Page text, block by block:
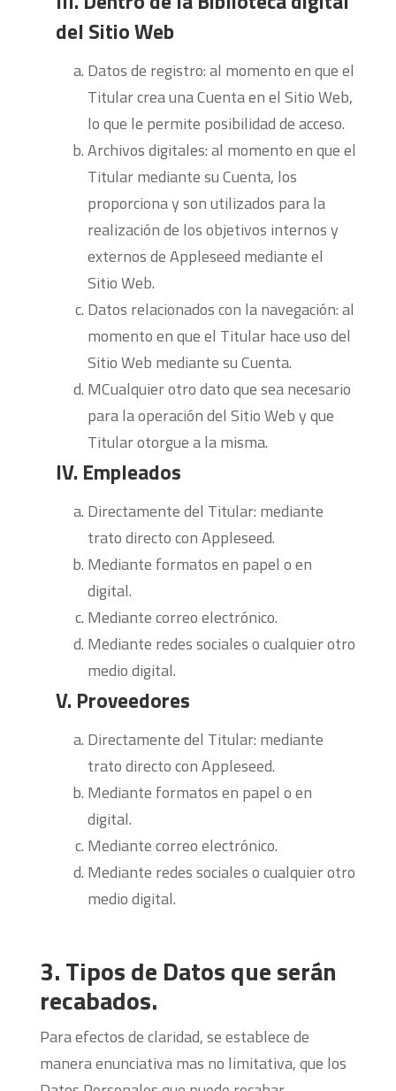
del Sitio Web
Datos de registro: al momento en que el
Titular crea una Cuenta en el Sitio Web,
lo que le permite posibilidad de acceso.
Archivos digitales: al momento en que el
Titular mediante su Cuenta, los
proporciona y son utilizados para la
realización de los objetivos internos y
externos de Appleseed mediante el
Sitio Web.
Datos relacionados con la navegación: al
momento en que el Titular hace uso del
Sitio Web mediante su Cuenta.
MCualquier otro dato que sea necesario
para la operación del Sitio Web y que
Titular otorgue a la misma.
IV. Empleados
Directamente del Titular: mediante
trato directo con Appleseed.
Mediante formatos en papel o en
digital.
Mediante correo electrónico.
Mediante redes sociales o cualquier otro
medio digital.
V. Proveedores
Directamente del Titular: mediante
trato directo con Appleseed.
Mediante formatos en papel o en
digital.
Mediante correo electrónico.
Mediante redes sociales o cualquier otro
medio digital.
3. Tipos de Datos que serán
recabados.
Para efectos de claridad, se establece de
manera enunciativa mas no limitativa, que los